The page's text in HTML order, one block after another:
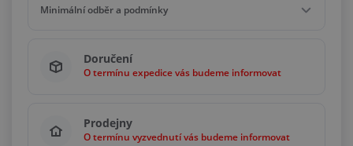
Minimální odběr a podmínky
5,00 ks
Násobky 5,00 ks
Doručení
O termínu expedice vás budeme informovat
Prodejny
O termínu vyzvednutí vás budeme informovat